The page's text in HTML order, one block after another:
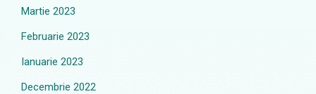
Martie 2023
Februarie 2023
Ianuarie 2023
Decembrie 2022